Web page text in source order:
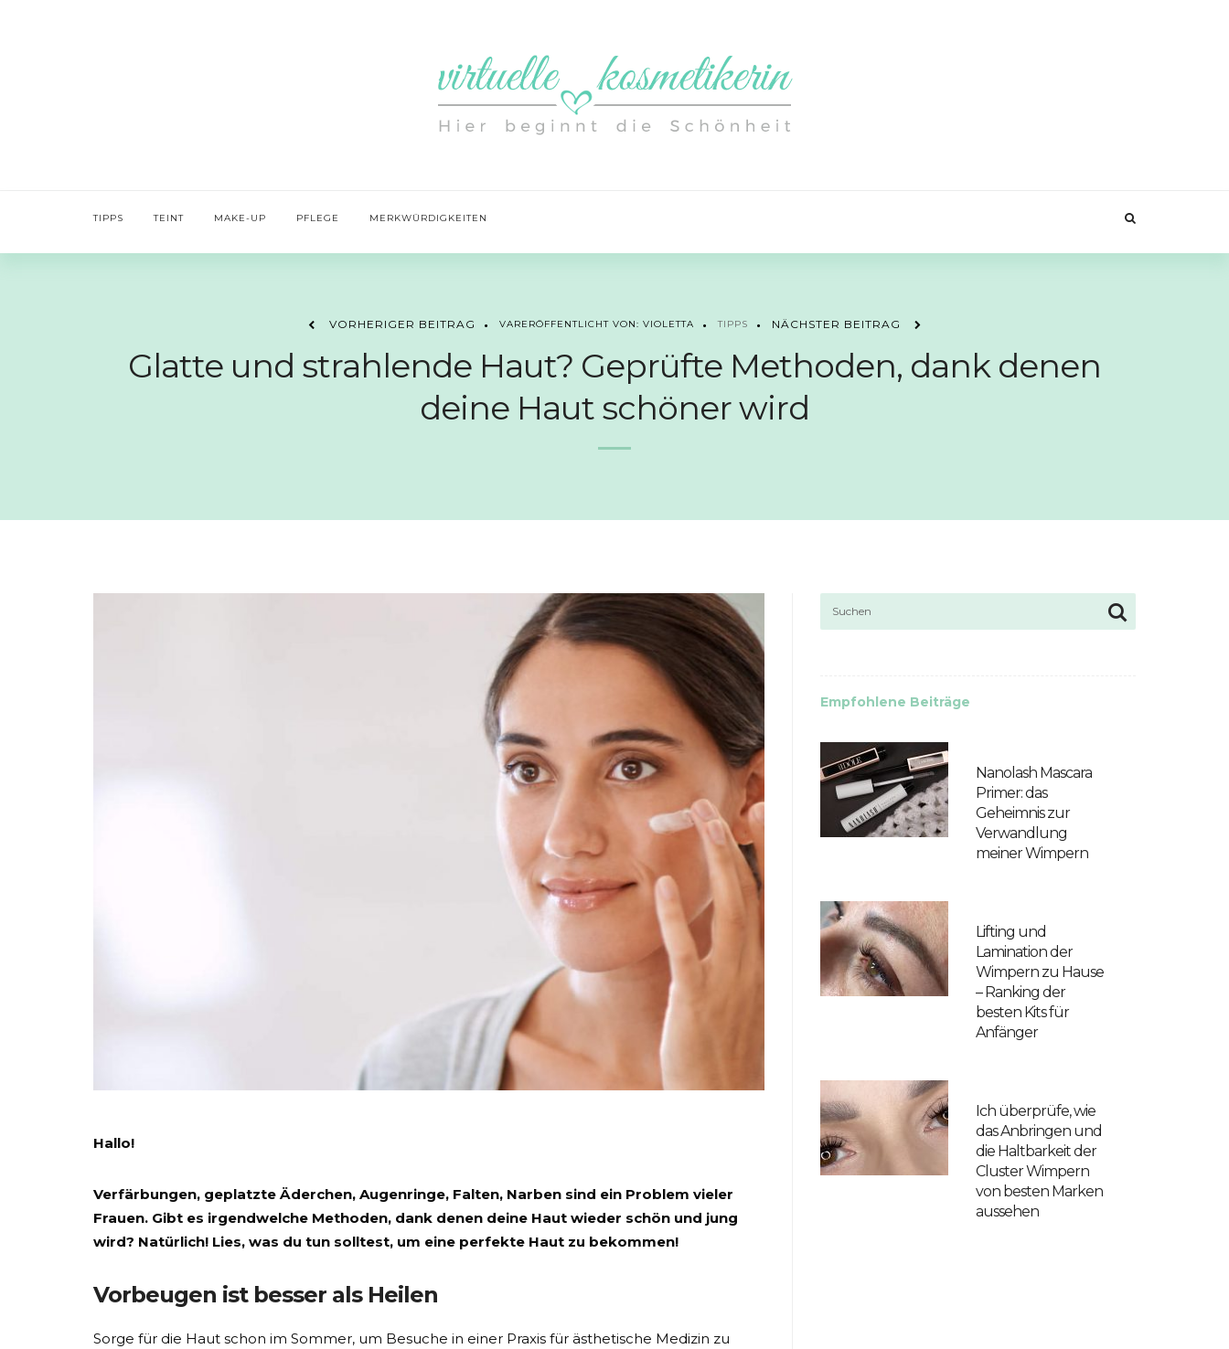
TIPPS TEINT MAKE-UP PFLEGE MERKWÜRDIGKEITEN
VORHERIGER BEITRAG VARERÖFFENTLICHT VON: VIOLETTA TIPPS NÄCHSTER BEITRAG
Glatte und strahlende Haut? Geprüfte Methoden, dank denen
deine Haut schöner wird
Hallo!
Verfärbungen, geplatzte Äderchen, Augenringe, Falten, Narben sind ein Problem vieler
Frauen. Gibt es irgendwelche Methoden, dank denen deine Haut wieder schön und jung
wird? Natürlich! Lies, was du tun solltest, um eine perfekte Haut zu bekommen!
Vorbeugen ist besser als Heilen
Sorge für die Haut schon im Sommer, um Besuche in einer Praxis für ästhetische Medizin zu
Empfohlene Beiträge
Nanolash Mascara
Primer: das
Geheimnis zur
Verwandlung
meiner Wimpern
Lifting und
Lamination der
Wimpern zu Hause
– Ranking der
besten Kits für
Anfänger
Ich überprüfe, wie
das Anbringen und
die Haltbarkeit der
Cluster Wimpern
von besten Marken
aussehen